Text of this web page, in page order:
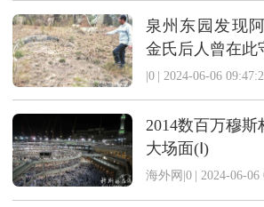
泉州东园发现
金氏后人曾在此
|0 | 2024-06-06
2014数百万穆
大场面(Ⅰ)
海外网|0 | 2024-06-06